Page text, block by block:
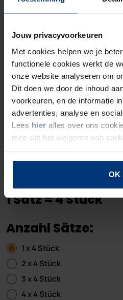
Jouw privacyvoorkeuren
Met cookies helpen we je
functionele cookies werkt de
onze website analyseren om
Dit doen we door de inhoud
voorkeuren, en de informatie
advertenties, analyse en
Lees hier alles over ons
mee dat het weigeren van
uw shopervaring.
OK
5. Wählen Sie
1 Satz = 4 Stück
Anzahl Sätze:
1 x 4 Stück
2 x 4 Stück
3 x 4 Stück
4 x 4 Stück